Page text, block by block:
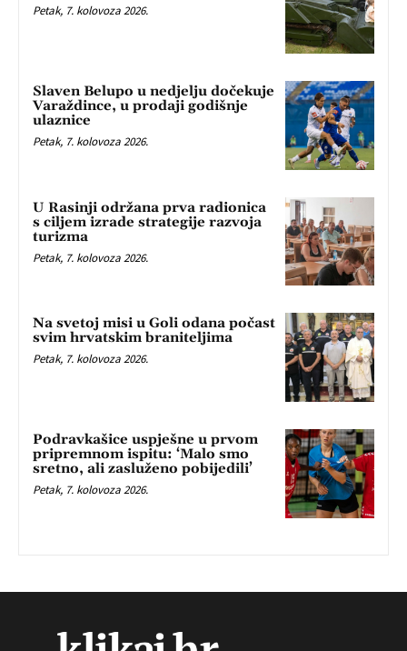
Petak, 7. kolovoza 2026.
Slaven Belupo u nedjelju dočekuje
Varaždince, u prodaji godišnje
ulaznice
Petak, 7. kolovoza 2026.
U Rasinji održana prva radionica
s ciljem izrade strategije razvoja
turizma
Petak, 7. kolovoza 2026.
Na svetoj misi u Goli odana počast
svim hrvatskim braniteljima
Petak, 7. kolovoza 2026.
Podravkašice uspješne u prvom
pripremnom ispitu: ‘Malo smo
sretno, ali zasluženo pobijedili’
Petak, 7. kolovoza 2026.